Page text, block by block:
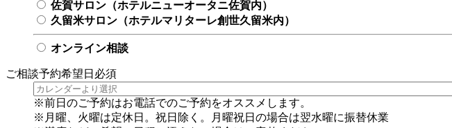
佐賀サロン（ホテルニューオータニ佐賀内）
久留米サロン（ホテルマリターレ創世久留米内）
オンライン相談
ご相談予約希望日 必須
※前日のご予約はお電話でのご予約をオススメします。
※月曜、火曜は定休日。祝日除く。月曜祝日の場合は翌水曜に振替休業